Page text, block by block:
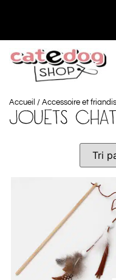
Accueil / Accessoire et
JOUETS CHAT